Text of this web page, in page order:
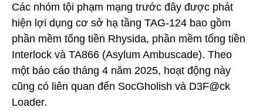
Các nhóm tội phạm mạng trước đây được phát
hiện lợi dụng cơ sở hạ tầng TAG-124 bao gồm
phần mềm tống tiền Rhysida, phần mềm tống tiền
Interlock và TA866 (Asylum Ambuscade). Theo
một báo cáo tháng 4 năm 2025, hoạt động này
cũng có liên quan đến SocGholish và D3F@ck
Loader.